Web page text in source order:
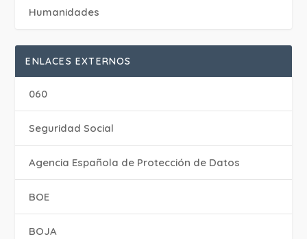
Humanidades
ENLACES EXTERNOS
060
Seguridad Social
Agencia Española de Protección de Datos
BOE
BOJA